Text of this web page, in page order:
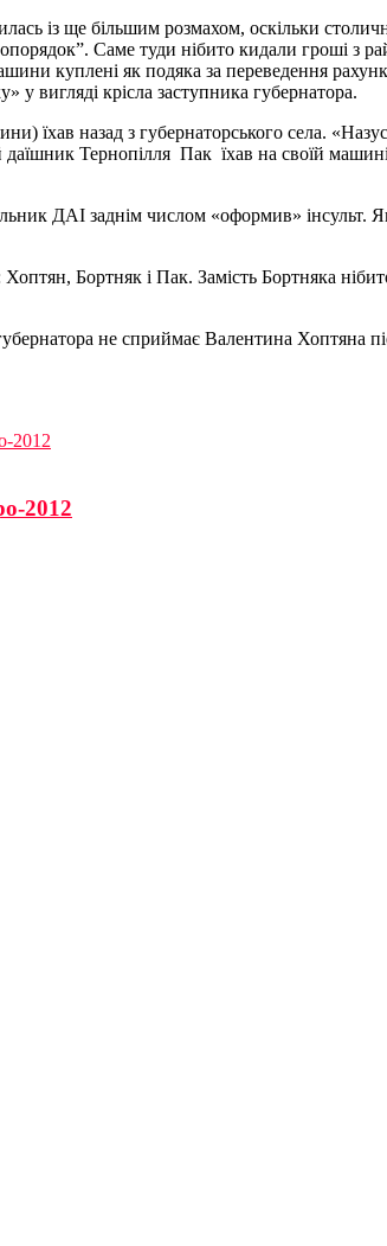
із ще більшим розмахом, оскільки
Саме туди нібито кидали гроші з
куплені як подяка за переведення
вигляді крісла заступника губернатора.
їхав назад з губернаторського села.
Тернопілля Пак їхав на своїй
ДАІ заднім числом «оформив»
Бортняк і Пак. Замість Бортняка
не сприймає Валентина Хоптяна
2012
2012